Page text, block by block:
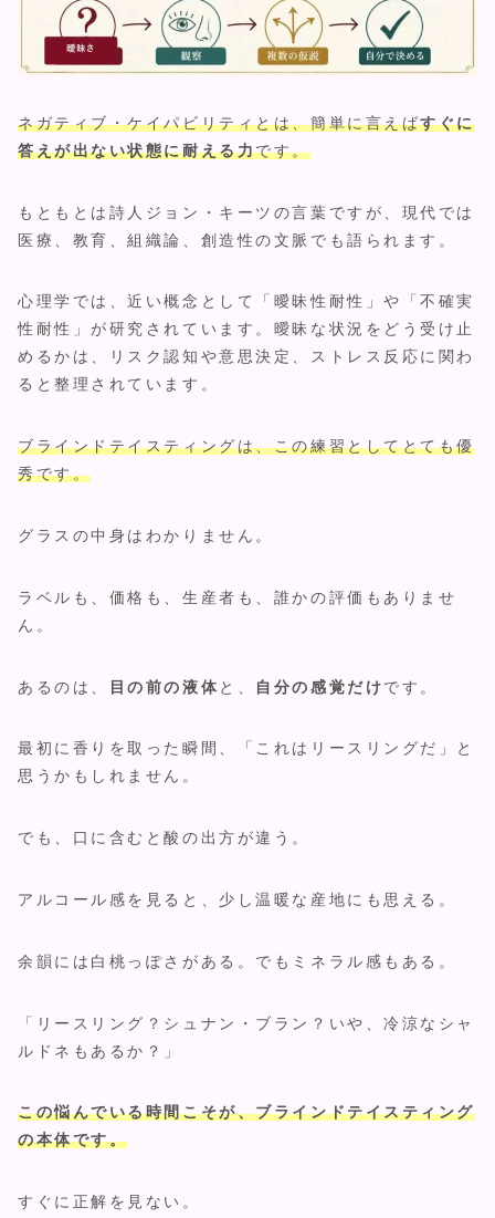
ネガティブ・ケイパビリティとは、簡単に言えばすぐに
答えが出ない状態に耐える力です。
もともとは詩人ジョン・キーツの言葉ですが、現代では
医療、教育、組織論、創造性の文脈でも語られます。
心理学では、近い概念として「曖昧性耐性」や「不確実
性耐性」が研究されています。曖昧な状況をどう受け止
めるかは、リスク認知や意思決定、ストレス反応に関わ
ると整理されています。
ブラインドテイスティングは、この練習としてとても優
秀です。
グラスの中身はわかりません。
ラベルも、価格も、生産者も、誰かの評価もありませ
ん。
あるのは、 目の前の液体と、 自分の感覚だけです。
最初に香りを取った瞬間、「これはリースリングだ」と
思うかもしれません。
でも、口に含むと酸の出方が違う。
アルコール感を見ると、少し温暖な産地にも思える。
余韻には白桃っぽさがある。でもミネラル感もある。
「リースリング？シュナン・ブラン？いや、冷涼なシャ
ルドネもあるか？」
この悩んでいる時間こそが、ブラインドテイスティング
の本体です。
すぐに正解を見ない。